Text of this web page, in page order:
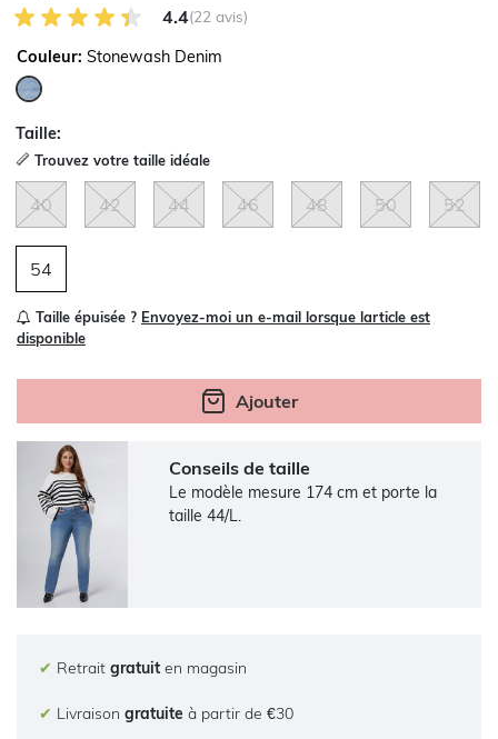
4.4 sur 5 avis des clients
4.4(22 avis)
Couleur: Stonewash Denim
Taille:
Trouvez votre taille idéale
40 42 44 46 48 50 52
54
Taille épuisée ? Envoyez-moi un e-mail lorsque larticle est
disponible
Ajouter
Conseils de taille
Le modèle mesure 174 cm et porte la
taille 44/L.
✔ Retrait gratuit en magasin
✔ Livraison gratuite à partir de €30